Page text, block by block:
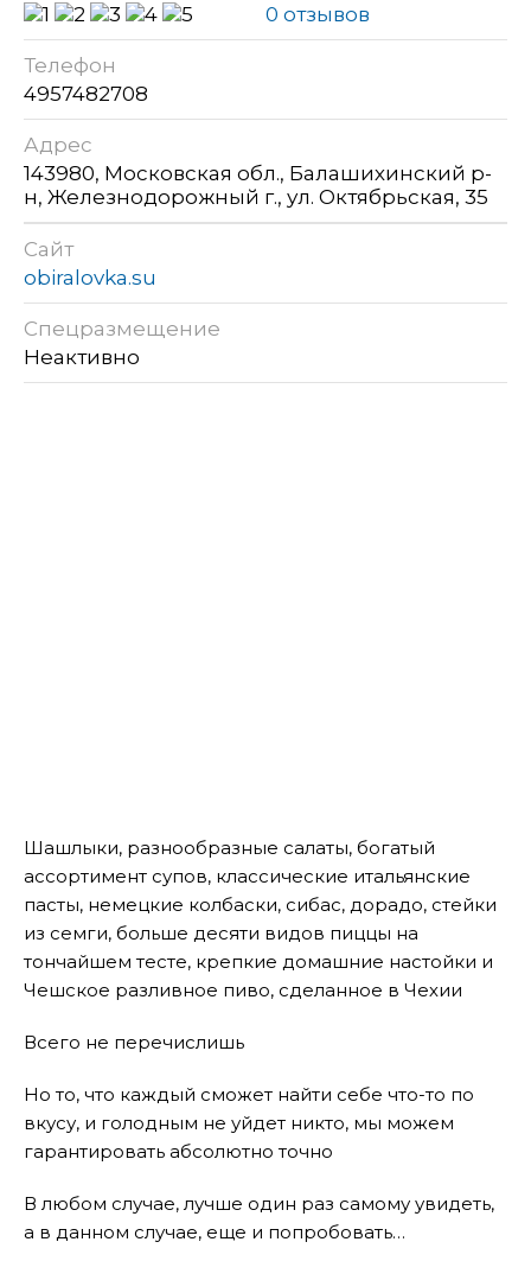
0 отзывов
Телефон
4957482708
Адрес
143980, Московская обл., Балашихинский р-
н, Железнодорожный г., ул. Октябрьская, 35
Сайт
obiralovka.su
Спецразмещение
Неактивно
Шашлыки, разнообразные салаты, богатый
ассортимент супов, классические итальянские
пасты, немецкие колбаски, сибас, дорадо, стейки
из семги, больше десяти видов пиццы на
тончайшем тесте, крепкие домашние настойки и
Чешское разливное пиво, сделанное в Чехии
Всего не перечислишь
Но то, что каждый сможет найти себе что-то по
вкусу, и голодным не уйдет никто, мы можем
гарантировать абсолютно точно
В любом случае, лучше один раз самому увидеть,
а в данном случае, еще и попробовать…